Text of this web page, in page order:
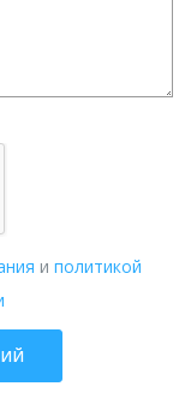
и политикой